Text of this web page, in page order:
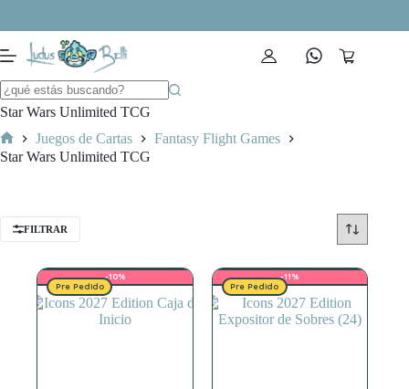
contenido
Carro
Star Wars Unlimited TCG
Inicio
Juegos de Cartas
Fantasy Flight Games
Star Wars Unlimited TCG
FILTRAR
Pre Pedido
-10%
Pre Pedido
-11%